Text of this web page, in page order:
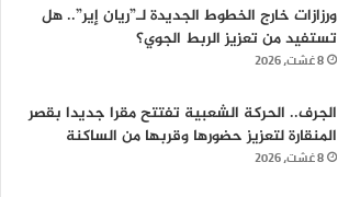
ورزازات خارج الخطوط الجديدة لـ”ريان إير”.. هل
تستفيد من تعزيز الربط الجوي؟
8 غشت، 2026
الجرف.. الحركة الشعبية تفتتح مقرا جديدا بقصر
المنقارة لتعزيز حضورها وقربها من الساكنة
8 غشت، 2026